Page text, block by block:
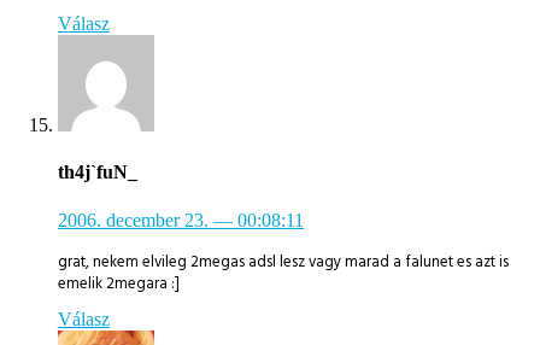
Válasz
th4j`fuN_
2006. december 23. — 00:08:11
grat, nekem elvileg 2megas adsl lesz vagy marad a falunet es azt is
emelik 2megara :]
Válasz